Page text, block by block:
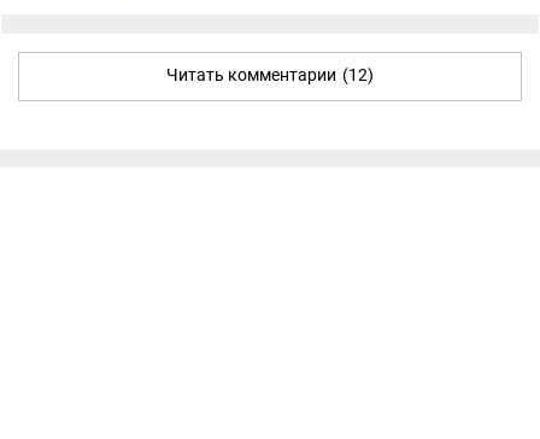
Читать комментарии (12)